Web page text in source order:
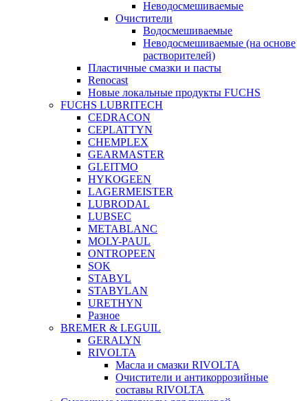
Неводосмешиваемые
Очистители
Водосмешиваемые
Неводосмешиваемые (на основе
растворителей)
Пластичные смазки и пасты
Renocast
Новые локальные продукты FUCHS
FUCHS LUBRITECH
CEDRACON
CEPLATTYN
CHEMPLEX
GEARMASTER
GLEITMO
HYKOGEEN
LAGERMEISTER
LUBRODAL
LUBSEC
METABLANC
MOLY-PAUL
ONTROPEEN
SOK
STABYL
STABYLAN
URETHYN
Разное
BREMER & LEGUIL
GERALYN
RIVOLTA
Масла и смазки RIVOLTA
Очистители и антикоррозийные
составы RIVOLTA